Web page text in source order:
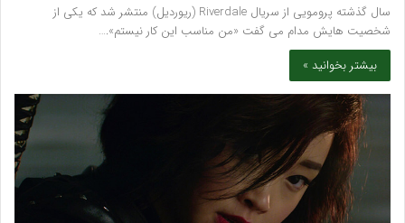
سال گذشته پرومویی از سریال Riverdale (ریوردیل) منتشر شد که یکی از
شخصیت هایش مدام می گفت «من مناسب این کار نیستم».…
بیشتر بخوانید »